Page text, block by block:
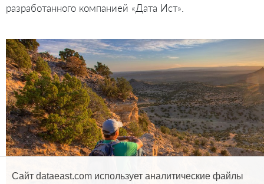
разработанного компанией «Дата Ист».
Сайт dataeast.com использует аналитические файлы